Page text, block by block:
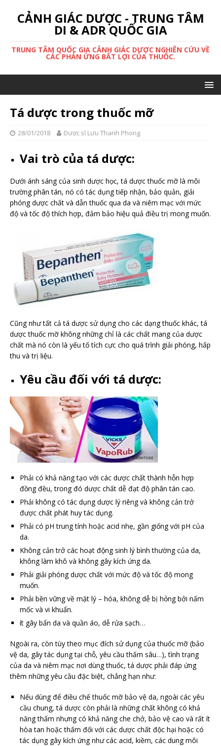
CẢNH GIÁC DƯỢC - TRUNG TÂM
DI & ADR QUỐC GIA
TRUNG TÂM QUỐC GIA CẢNH GIÁC DƯỢC NGHIÊN CỨU VỀ
CÁC PHẢN ỨNG BẤT LỢI CỦA THUỐC.
Tá dược trong thuốc mỡ
28/01/2018 Dược sĩ Lưu Thanh Phong
Vai trò của tá dược:
Dưới ánh sáng của sinh dược học, tá dược thuốc mỡ là môi
trường phân tán, nó có tác dụng tiếp nhận, bảo quản, giải
phóng dược chất và dẫn thuốc qua da và niêm mạc với mức
độ và tốc độ thích hợp, đảm bảo hiệu quả điều trị mong muốn.
Cũng như tất cả tá dược sử dụng cho các dạng thuốc khác, tá
dược thuốc mỡ không những chỉ là các chất mang của dược
chất mà nó còn là yếu tố tích cực cho quá trình giải phóng, hấp
thu và trị liệu.
Yêu cầu đối với tá dược:
Phải có khả năng tạo với các dược chất thành hỗn hợp
đồng đều, trong đó dược chất dễ đạt độ phân tán cao.
Phải không có tác dụng dược lý riêng và không cản trở
được chất phát huy tác dụng.
Phải có pH trung tính hoặc acid nhẹ, gần giống với pH của
da.
Không cản trở các hoạt động sinh lý bình thường của da,
không làm khô và không gây kích ứng da.
Phải giải phóng dược chất với mức độ và tốc độ mong
muốn.
Phải bền vững về mặt lý – hóa, không dễ bị hỏng bởi nấm
mốc và vi khuẩn.
ít gây bẩn da và quần áo, dễ rửa sạch…
Ngoài ra, còn tùy theo mục đích sử dụng của thuốc mỡ (bảo
vệ da, gây tác dụng tại chỗ, yêu cầu thấm sâu…), tình trạng
của da và niêm mạc nơi dùng thuốc, tá dược phải đáp ứng
thêm những yêu cầu đặc biệt, chẳng hạn như:
Nếu dùng để điều chế thuốc mỡ bảo vệ da, ngoài các yêu
cầu chung, tá dược còn phải là những chất không có khả
năng thấm nhưng có khả năng che chở, bảo vệ cao và rất ít
hòa tan hoặc thấm đối với các dược chất độc hại hoặc có
tác dụng gây kích ứng như các acid, kiềm, các dung môi